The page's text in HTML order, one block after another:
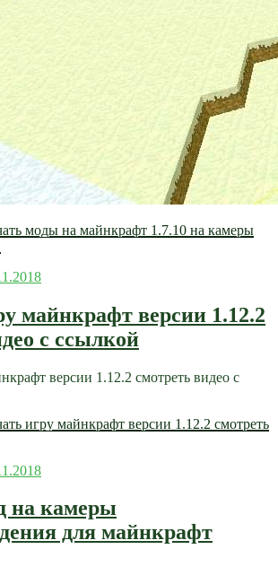
моды на майнкрафт 1.7.10 на камеры
майнкрафт версии 1.12.2
с ссылкой
игру майнкрафт версии 1.12.2 смотреть
на камеры
для майнкрафт